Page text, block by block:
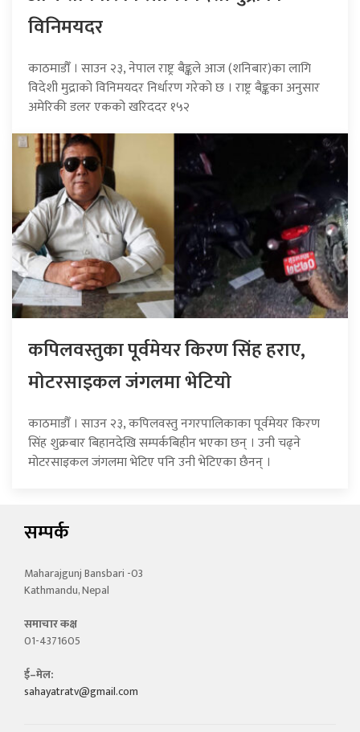
विनिमयदर
काठमाडौँ । साउन २३, नेपाल राष्ट्र बैङ्कले आज (शनिबार)का लागि
विदेशी मुद्राको विनिमयदर निर्धारण गरेको छ । राष्ट्र बैङ्कका अनुसार
अमेरिकी डलर एकको खरिददर १५२
कपिलवस्तुका पूर्वमेयर किरण सिंह हराए,
माेटरसाइकल जंगलमा भेटियाे
काठमाडौँ । साउन २३, कपिलवस्तु नगरपालिकाका पूर्वमेयर किरण
सिंह शुक्रबार बिहानदेखि सम्पर्कबिहीन भएका छन् । उनी चढ्ने
मोटरसाइकल जंगलमा भेटिए पनि उनी भेटिएका छैनन् ।
सम्पर्क
Maharajgunj Bansbari -03
Kathmandu, Nepal
समाचार कक्ष
01-4371605
ई–मेल:
sahayatratv@gmail.com